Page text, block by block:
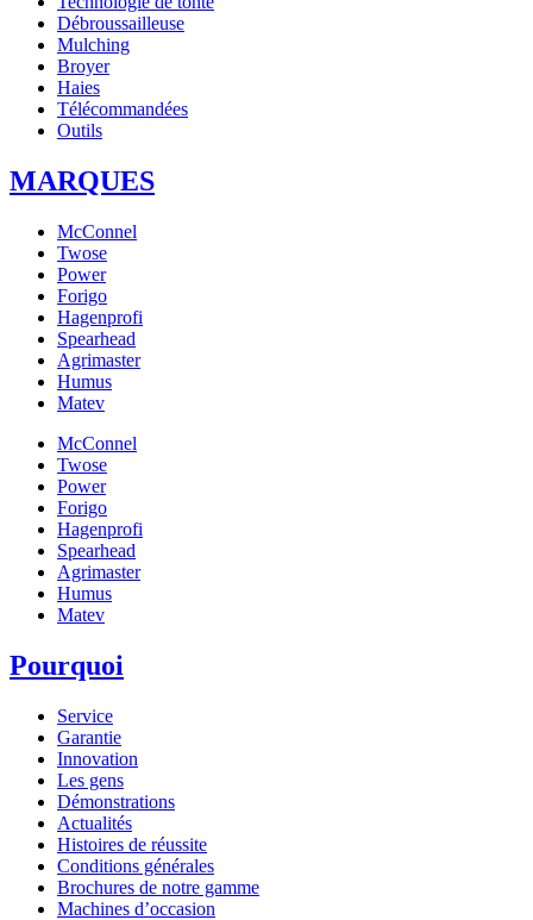
Débroussailleuse
Mulching
Broyer
Haies
Télécommandées
Outils
MARQUES
McConnel
Twose
Power
Forigo
Hagenprofi
Spearhead
Agrimaster
Humus
Matev
McConnel
Twose
Power
Forigo
Hagenprofi
Spearhead
Agrimaster
Humus
Matev
Pourquoi
Service
Garantie
Innovation
Les gens
Démonstrations
Actualités
Histoires de réussite
Conditions générales
Brochures de notre gamme
Machines d’occasion